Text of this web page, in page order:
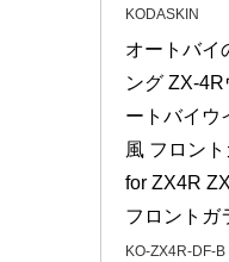
KODASKIN
オートバイ
ング ZX-
ートバイウ
風 フロン
for ZX4R
フロントガ
KO-ZX4R-DF-B